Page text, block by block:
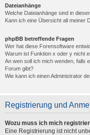
Dateianhänge
Welche Dateianhänge sind in
Kann ich eine Übersicht all meiner
phpBB betreffende Fragen
Wer hat diese Forensoftware
Warum ist Funktion x oder y nicht
An wen soll ich mich wenden, falls
Forum gibt?
Wie kann ich einen Administrator
Registrierung und
Wozu muss ich mich
Eine Registrierung ist nicht